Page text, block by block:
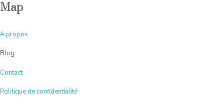
Map
Apropos
Blog
Contact
Politique de confidentialité